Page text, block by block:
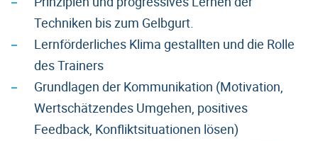
Techniken bis zum Gelbgurt.
Lernförderliches Klima gestallten und die Rolle
des Trainers
Grundlagen der Kommunikation (Motivation,
Wertschätzendes Umgehen, positives
Feedback, Konfliktsituationen lösen)